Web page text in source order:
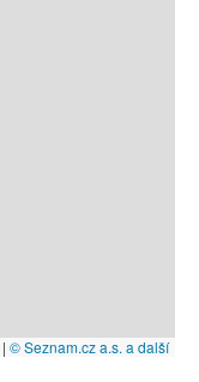
| © Seznam.cz a.s. a další